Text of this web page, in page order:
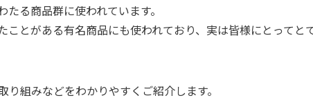
る商品群に使われています。
とがある有名商品にも使われており、実は皆様にとってと
組みなどをわかりやすくご紹介します。